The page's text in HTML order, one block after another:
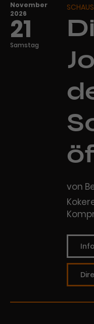
November
2026
21
Samstag
von